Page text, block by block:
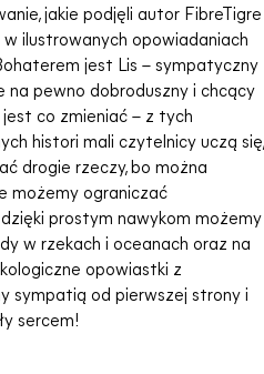
jakie podjęli autor FibreTigre
ilustrowanych opowiadaniach
jest Lis – sympatyczny
na pewno dobroduszny i chcący
co zmieniać – z tych
histori mali czytelnicy uczą się,
drogie rzeczy, bo można
możemy ograniczać
prostym nawykom możemy
w rzekach i oceanach oraz na
opowiastki z
sympatią od pierwszej strony i
sercem!